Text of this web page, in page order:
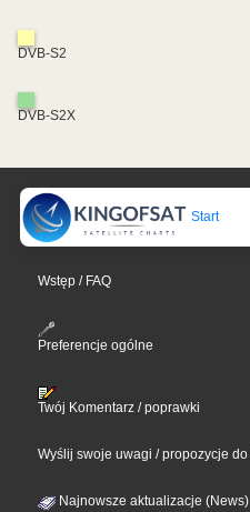
DVB-S2
DVB-S2X
Start
Wstęp / FAQ
Preferencje ogólne
Twój Komentarz / poprawki
Wyślij swoje uwagi / propozycje
Najnowsze aktualizacje (News)